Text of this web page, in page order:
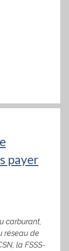
payer
carburant,
réseau de
la FSSS-